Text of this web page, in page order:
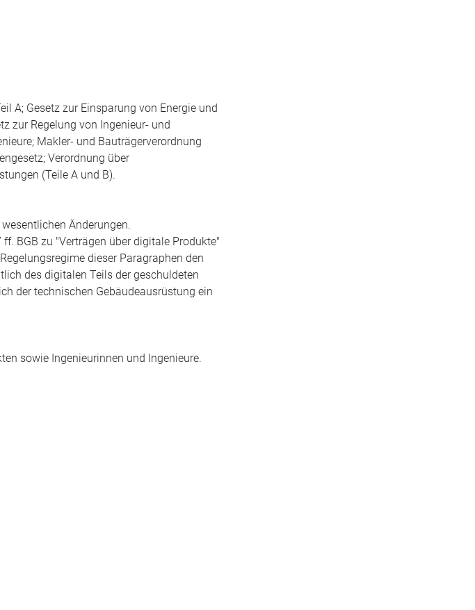
A; Gesetz zur Einsparung von Energie und
zur Regelung von Ingenieur- und
Makler- und Bauträgerverordnung
Verordnung über
(Teile A und B).
Änderungen.
BGB zu "Verträgen über digitale Produkte"
dieser Paragraphen den
des digitalen Teils der geschuldeten
der technischen Gebäudeausrüstung ein
sowie Ingenieurinnen und Ingenieure.